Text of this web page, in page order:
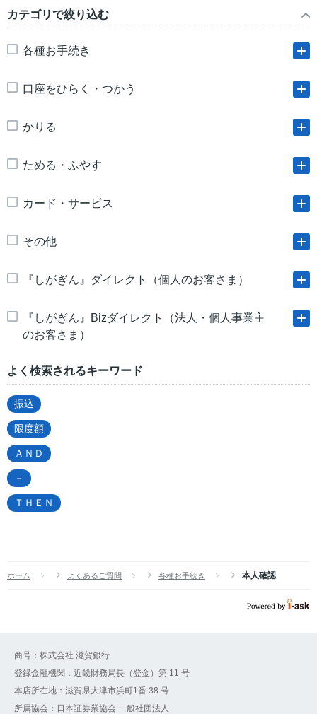
カテゴリで絞り込む
各種お手続き
口座をひらく・つかう
かりる
ためる・ふやす
カード・サービス
その他
『しがぎん』ダイレクト（個人のお客さま）
『しがぎん』Bizダイレクト（法人・個人事業主
のお客さま）
よく検索されるキーワード
振込
限度額
ＡＮＤ
－
ＴＨＥＮ
ホーム よくあるご質問 各種お手続き 本人確認
商号：株式会社 滋賀銀行
登録金融機関：近畿財務局長（登金）第 11 号
本店所在地：滋賀県大津市浜町1番 38 号
所属協会：日本証券業協会 一般社団法人